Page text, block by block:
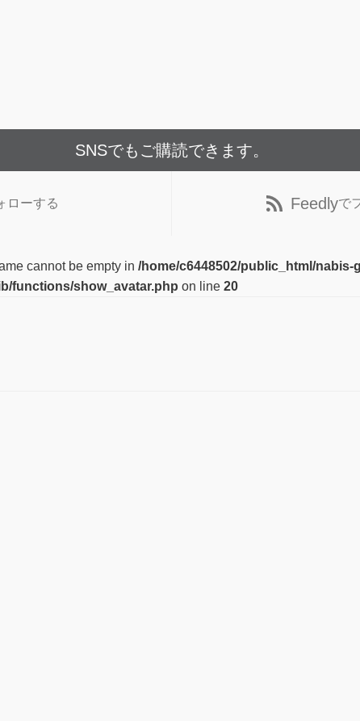
SNSでもご購読できます。
ローする Feedlyで
cannot be empty in /home/c6448502/public_html/nabis-
functions/show_avatar.php on line 20